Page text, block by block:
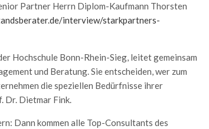
Partner Herrn Diplom-Kaufmann Thorsten
interview/starkpartners-
Hochschule Bonn-Rhein-Sieg, leitet gemeinsam
und Beratung. Sie entscheiden, wer zum
die speziellen Bedürfnisse ihrer
Dr. Dietmar Fink.
Dann kommen alle Top-Consultants des